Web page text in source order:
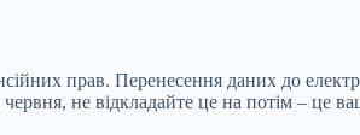
прав. Перенесення даних до
не відкладайте це на потім – це